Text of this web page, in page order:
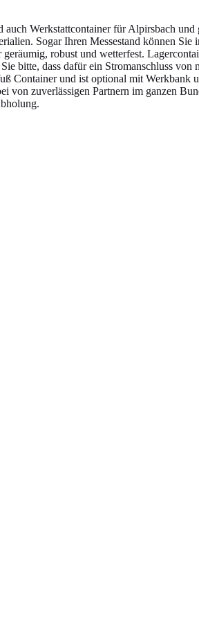
Werkstattcontainer für Alpirsbach
Sogar Ihren Messestand können
robust und wetterfest.
bitte, dass dafür ein Stromanschluss
Container und ist optional mit Werkbank
zuverlässigen Partnern im ganzen